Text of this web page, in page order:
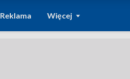
Reklama Więcej